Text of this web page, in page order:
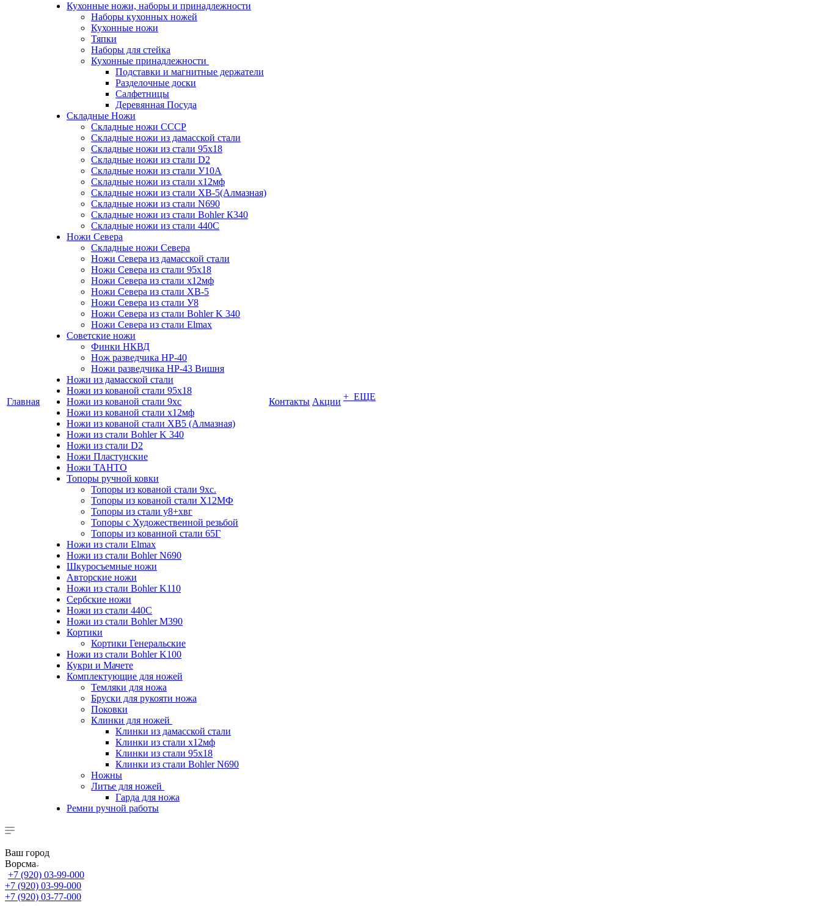
Главная
Кухонные ножи, наборы и принадлежности
Наборы кухонных ножей
Кухонные ножи
Тяпки
Наборы для стейка
Кухонные принадлежности
Подставки и магнитные держатели
Разделочные доски
Салфетницы
Деревянная Посуда
Складные Ножи
Cкладные ножи СССР
Складные ножи из дамасской стали
Складные ножи из стали 95х18
Складные ножи из стали D2
Складные ножи из стали У10А
Складные ножи из стали х12мф
Складные ножи из стали ХВ-5(Алмазная)
Складные ножи из стали N690
Складные ножи из стали Bohler К340
Складные ножи из стали 440С
Ножи Севера
Складные ножи Севера
Ножи Севера из дамасской стали
Ножи Севера из стали 95х18
Ножи Севера из стали х12мф
Ножи Севера из стали ХВ-5
Ножи Севера из стали У8
Ножи Севера из стали Bohler K 340
Ножи Севера из стали Elmax
Советские ножи
Финки НКВД
Нож разведчика НР-40
Ножи разведчика НР-43 Вишня
Ножи из дамасской стали
Ножи из кованой стали 95х18
Ножи из кованой стали 9хс
Ножи из кованой стали х12мф
Ножи из кованой стали ХВ5 (Алмазная)
Ножи из стали Bohler K 340
Ножи из стали D2
Ножи Пластунские
Ножи ТАНТО
Топоры ручной ковки
Топоры из кованой стали 9хс.
Топоры из кованой стали Х12МФ
Топоры из стали у8+хвг
Топоры с Художественной резьбой
Топоры из кованной стали 65Г
Ножи из стали Elmax
Ножи из стали Bohler N690
Шкуросъемные ножи
Авторские ножи
Ножи из стали Bohler K110
Сербские ножи
Ножи из стали 440С
Ножи из стали Bohler M390
Кортики
Кортики Генеральские
Ножи из стали Bohler K100
Кукри и Мачете
Комплектующие для ножей
Темляки для ножа
Бруски для рукояти ножа
Поковки
Клинки для ножей
Клинки из дамасской стали
Клинки из стали х12мф
Клинки из стали 95х18
Клинки из стали Bohler N690
Ножны
Литье для ножей
Гарда для ножа
Ремни ручной работы
Контакты Акции + ЕЩЕ
Ваш город
Ворсма
+7 (920) 03-99-000
+7 (920) 03-99-000
+7 (920) 03-77-000